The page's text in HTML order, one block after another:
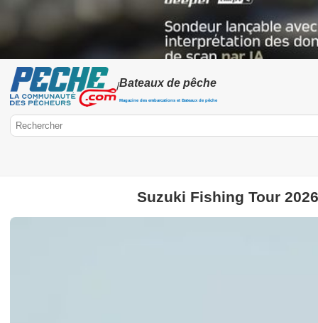
/Bateaux de pêche
Magazine des embarcations et Bateaux de pêche
Bateaux Bateaux pneumatiques Electronique Float-tube Kayak
Suzuki Fishing Tour